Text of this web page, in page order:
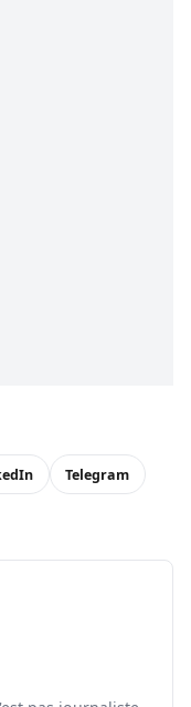
Telegram